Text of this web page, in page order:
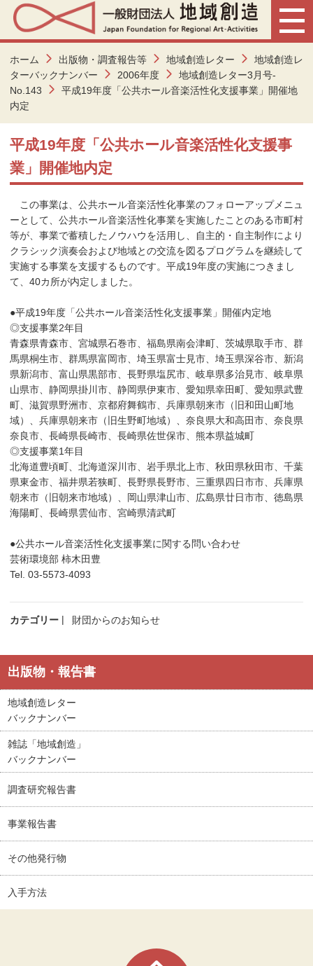
ホーム 出版物・調査報告等 地域創造レター
地域創造レ
ターバックナンバー
2006年度
地域創造レター3月号-
No.143
平成19年度「公共ホール音楽活性化支援事業」開催地
内定
平成19年度「公共ホール音楽活性化支援事
業」開催地内定
この事業は、公共ホール音楽活性化事業のフォローアップメニュ
ーとして、公共ホール音楽活性化事業を実施したことのある市町村
等が、事業で蓄積したノウハウを活用し、自主的・自主制作により
クラシック演奏会および地域との交流を図るプログラムを継続して
実施する事業を支援するものです。平成19年度の実施につきまし
て、40カ所が内定しました。
●平成19年度「公共ホール音楽活性化支援事業」開催内定地
◎支援事業2年目
青森県青森市、宮城県石巻市、福島県南会津町、茨城県取手市、群
馬県桐生市、群馬県富岡市、埼玉県富士見市、埼玉県深谷市、新潟
県新潟市、富山県黒部市、長野県塩尻市、岐阜県多治見市、岐阜県
山県市、静岡県掛川市、静岡県伊東市、愛知県幸田町、愛知県武豊
町、滋賀県野洲市、京都府舞鶴市、兵庫県朝来市（旧和田山町地
域）、兵庫県朝来市（旧生野町地域）、奈良県大和高田市、奈良県
奈良市、長崎県長崎市、長崎県佐世保市、熊本県益城町
◎支援事業1年目
北海道豊頃町、北海道深川市、岩手県北上市、秋田県秋田市、千葉
県東金市、福井県若狭町、長野県長野市、三重県四日市市、兵庫県
朝来市（旧朝来市地域）、岡山県津山市、広島県廿日市市、徳島県
海陽町、長崎県雲仙市、宮崎県清武町
●公共ホール音楽活性化支援事業に関する問い合わせ
芸術環境部 柿木田豊
Tel. 03-5573-4093
カテゴリー 財団からのお知らせ
出版物・報告書
地域創造レター
バックナンバー
雑誌「地域創造」
バックナンバー
調査研究報告書
事業報告書
その他発行物
入手方法